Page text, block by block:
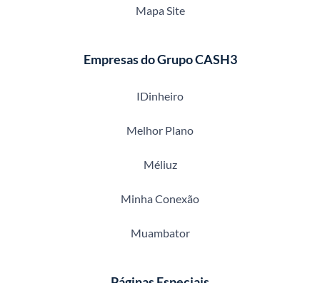
Mapa Site
Empresas do Grupo CASH3
IDinheiro
Melhor Plano
Méliuz
Minha Conexão
Muambator